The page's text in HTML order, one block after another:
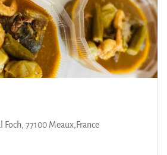
Foch, 77100 Meaux,France